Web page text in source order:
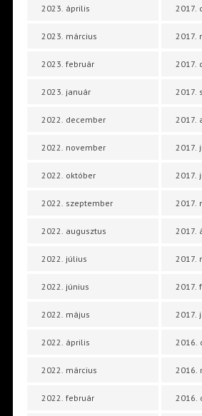
2023. április
2023. március
2023. február
2023. január
2022. december
2022. november
2022. október
2022. szeptember
2022. augusztus
2022. július
2022. június
2022. május
2022. április
2022. március
2022. február
2017.
2017.
2017.
2017.
2017.
2017.
2017.
2017.
2017.
2017.
2017.
2017.
2016.
2016.
2016.